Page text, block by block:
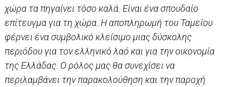
χώρα τα πηγαίνει τόσο καλά. Είναι ένα σπουδαίο
επίτευγμα για τη χώρα. Η αποπληρωμή του Ταμείου
φέρνει ένα συμβολικό κλείσιμο μιας δύσκολης
περιόδου για τον ελληνικό λαό και για την οικονομία
της Ελλάδας. Ο ρόλος μας θα συνεχίσει να
περιλαμβάνει την παρακολούθηση και την παροχή